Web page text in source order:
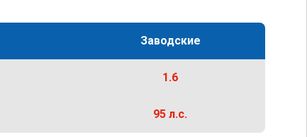
Заводские
1.6
95 л.с.